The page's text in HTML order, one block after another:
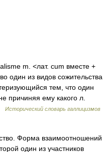
m. <лат. cum вместе +
один из видов сожительства
тем, что один
причиняя ему какого л.
Исторический словарь галлицизмов
Форма взаимоотношений
один из участников